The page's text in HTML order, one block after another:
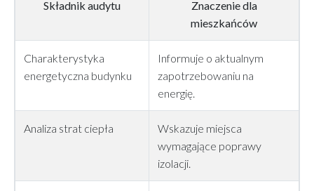
Składnik audytu
Znaczenie dla
mieszkańców
Charakterystyka
energetyczna budynku
Informuje o aktualnym
zapotrzebowaniu na
energię.
Analiza strat ciepła
Wskazuje miejsca
wymagające poprawy
izolacji.